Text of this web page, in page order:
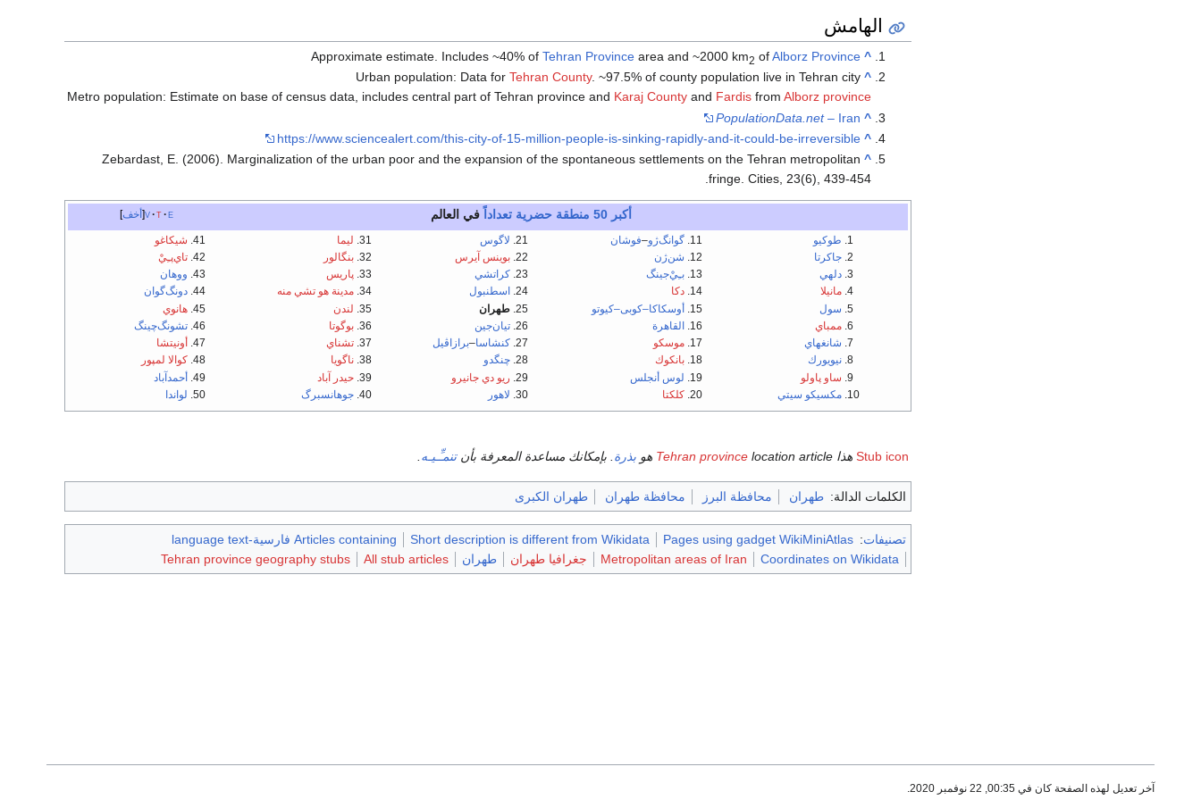
الهامش
^
Approximate estimate. Includes ~40% ofTehran Province area and ~2000 km2 ofAlborz Province
^
Urban population: Data forTehran County. ~97.5% of county population live in Tehran city
Metro population: Estimate on base of census data, includes central part of Tehran province and Karaj County and Fardis fromAlborz province
^
PopulationData.net– Iran
^
https://www.sciencealert.com/this-city-of-15-million-people-is-sinking-rapidly-and-it-could-be-irreversible
^
Zebardast, E. (2006). Marginalization of the urban poor and the expansion of the spontaneous settlements on the Tehran metropolitan
fringe. Cities, 23(6), 439-454.
أخف v t e أكبر 50 منطقة حضرية تعداداً في العالم
طوكيو
جاكرتا
دلهي
مانيلا
سول
ممباي
شانغهاي
نيويورك
ساو پاولو
مكسيكو سيتي
گوانگ‌ژو–فوشان
شن‌ژن
بـِيْ‌جينگ
دكا
أوسكاكا–كوبى–كيوتو
القاهرة
موسكو
بانكوك
لوس أنجلس
كلكتا
لاگوس
بوينس آيرس
كراتشي
اسطنبول
طهران
تيان‌جين
كنشاسا–برازاڤيل
چنگدو
ريو دي جانيرو
لاهور
ليما
بنگالور
پاريس
مدينة هو تشي منه
لندن
بوگوتا
تشناي
ناگويا
حيدر آباد
جوهانسبرگ
شيكاغو
تاي‌پـِيْ
ووهان
دونگ‌گوان
هانوي
تشونگ‌چينگ
أونيتشا
كوالا لمپور
أحمدآباد
لواندا
Stub icon هذا Tehran province location article هو بذرة . بإمكانك مساعدة المعرفة بأنتنمـِّـيـه
الكلمات الدالة: طهران محافظة البرز محافظة طهران طهران الكبرى
تصنيفات:
Pages using gadget WikiMiniAtlas
Short description is different from Wikidata
Articles containing فارسية-language text
Coordinates on Wikidata
Metropolitan areas of Iran جغرافيا طهران طهران All stub articles
Tehran province geography stubs
آخر تعديل لهذه الصفحة كان في 00:35, 22 نوفمبر 2020.